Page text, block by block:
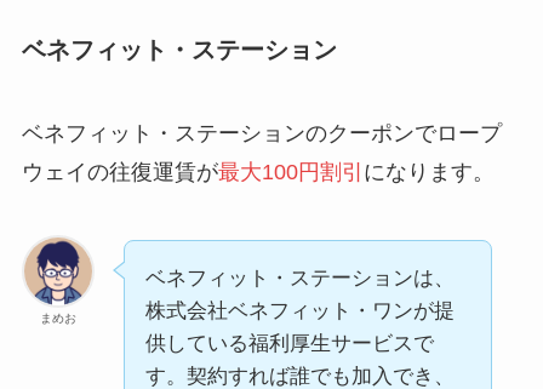
ベネフィット・ステーション
ベネフィット・ステーションのクーポンでロープ
ウェイの往復運賃が最大100円割引 になります。
まめお
ベネフィット・ステーションは、
株式会社ベネフィット・ワンが提
供している福利厚生サービスで
す。契約すれば誰でも加入でき、